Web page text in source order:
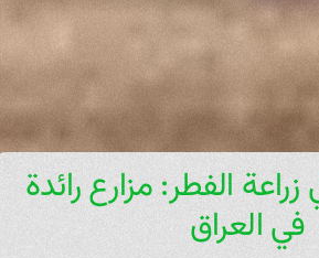
الفطر: مزارع رائدة
في العراق